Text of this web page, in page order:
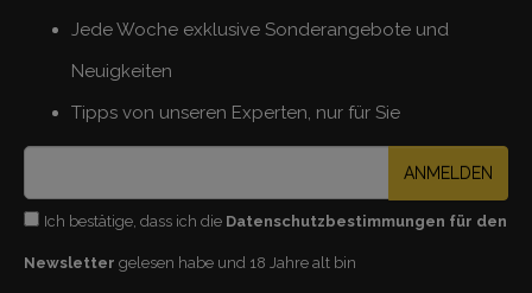
Jede Woche exklusive Sonderangebote und
Neuigkeiten
Tipps von unseren Experten, nur für Sie
ANMELDEN
Ich bestätige, dass ich die Datenschutzbestimmungen für den
Newsletter gelesen habe und 18 Jahre alt bin